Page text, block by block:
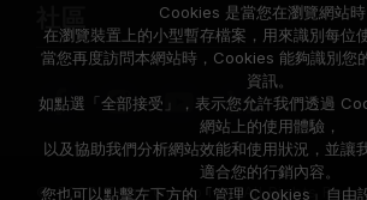
© 2026 Team Group Inc. All Rights
Cookies 是當您在瀏覽網站時
在瀏覽裝置上的小型暫存檔案，用來識別每位
當您再度訪問本網站時，Cookies 能夠識別您
資訊。
如點選「全部接受」，表示您允許我們透過
網站上的使用體驗，
以及協助我們分析網站效能和使用狀況，並讓
適合您的行銷內容。
您也可以點擊左下方的「管理 Cookies」自由